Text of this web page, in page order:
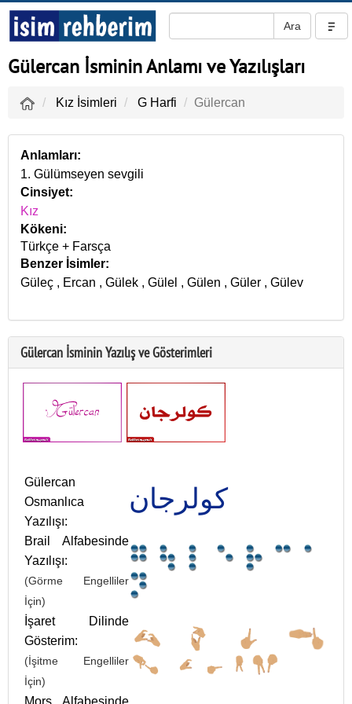
Gülercan İsminin Anlamı ve Yazılışları
Kız İsimleri G Harfi Gülercan
Anlamları:
1. Gülümseyen sevgili
Cinsiyet:
Kız
Kökeni:
Türkçe + Farsça
Benzer İsimler:
Güleç , Ercan , Gülek , Gülel , Gülen , Güler , Gülev
Gülercan İsminin Yazılış ve Gösterimleri
Gülercan
Osmanlıca
Yazılışı:
كولرجان
Brail Alfabesinde
Yazılışı:
(Görme Engelliler
İçin)
İşaret Dilinde
Gösterim:
(İşitme Engelliler
İçin)
Mors Alfabesinde